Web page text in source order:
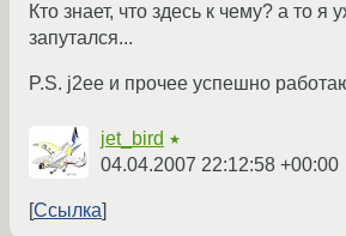
Кто знает, что здесь к чему? а то я
запутался...
P.S. j2ee и прочее успешно
jet_bird ★
04.04.2007 22:12:58 +00:00
Ссылка